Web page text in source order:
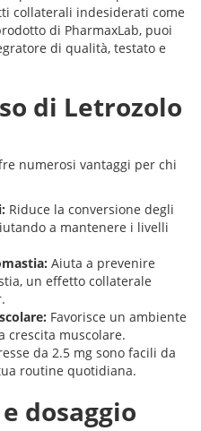
collaterali indesiderati come
di PharmaxLab, puoi
di qualità, testato e
di Letrozolo
numerosi vantaggi per chi
Riduce la conversione degli
a mantenere i livelli
Aiuta a prevenire
un effetto collaterale
Favorisce un ambiente
crescita muscolare.
da 2.5 mg sono facili da
routine quotidiana.
dosaggio